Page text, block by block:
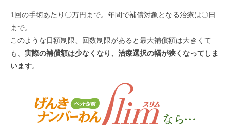
1回の手術あたり〇万円まで。年間で補償対象となる治療は〇日
まで。
このような日額制限、回数制限があると最大補償額は大きくて
も、 実際の補償額は少なくなり、治療選択の幅が狭くなってしま
います。